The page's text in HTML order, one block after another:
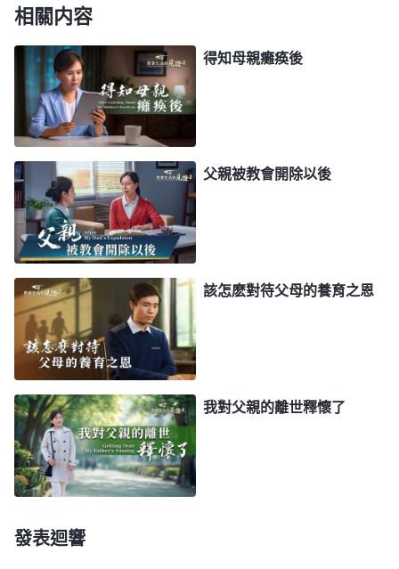
原則，也不會分辨父母到底是什麽樣的人。）
對你也好，你孝不孝順？ （孝順。）怎麽孝順呢？跟
弟兄姊妹區别對待，對父母唯命是從，父母要是老
了，得在身邊照顧，不能出去盡本分，這對不對？
（不對。）這時候該怎麽辦？這就得根據情况。如果
你在家附近盡本分，能照顧到，父母也不反對你信
神，你就盡上兒女的責任，幫父母做點活兒；如果父
母有病，你照顧照顧，父母有什麽難心事，你寬慰寬
慰他們；如果自己有經濟條件，給他們適當地買點營
養品。但是，如果你本分忙，父母没人管，他們還都
是信神的，這個時候你該怎麽選擇？你該實行的真理
是什麽？既然孝順父母不是真理，它只是人的責任、
義務，那你的義務與本分發生衝突了怎麽辦？
分為主，把本分放在第一位。）義務不一定是本分，
選擇盡本分這是實行真理，盡義務那不是實行真理。
如果你有這個條件，你可以盡這個責任、盡這個義
務，但是現在環境不允許，那你該怎麽做？你説，
『我得去盡本分，這是實行真理，孝順父母是憑良心
活着，够不上實行真理』，你就應該以本分為主，守
相關内容
得知母親癱痪後
父親被教會開除以後
該怎麽對待父母的養育之恩
我對父親的離世釋懷了
發表迴響